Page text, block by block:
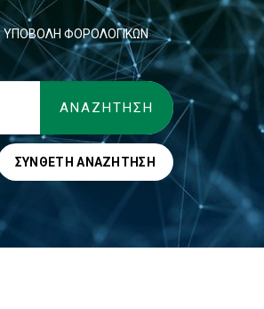
ΥΠΟΒΟΛΗ ΦΟΡΟΛΟΓΙΚΩΝ
ΣΎΝΘΕΤΗ ΑΝΑΖΉΤΗΣΗ